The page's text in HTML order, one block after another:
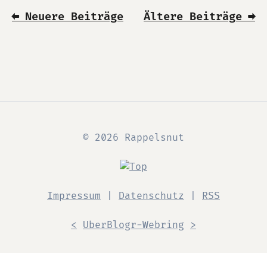
⬅ Neuere Beiträge Ältere Beiträge ➡
© 2026 Rappelsnut
Impressum Datenschutz RSS
< UberBlogr-Webring >